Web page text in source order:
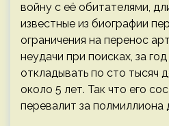
войну с её обитателями,
известные из биографии
ограничения на перенос
неудачи при поисках, за
откладывать по сто тысяч
около 5 лет. Так что его
перевалит за полмиллиона